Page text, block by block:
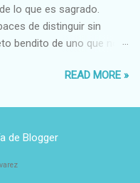
Santo-Pr...
lo que es sagrado.
de distinguir sin
bendito de uno que no
READ MORE »
de Blogger